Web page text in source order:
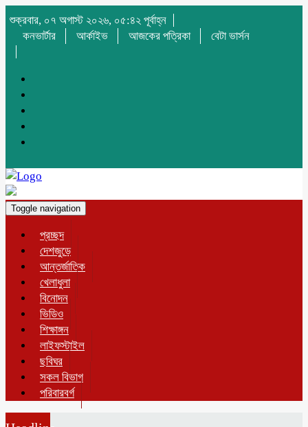
শুক্রবার, ০৭ অগাস্ট ২০২৬, ০৫:৪২ পূর্বাহ্ন
কনভার্টার
আর্কাইভ আজকের পত্রিকা বেটা ভার্সন
Toggle navigation
প্রচ্ছদ
দেশজুড়ে
আন্তর্জাতিক
খেলাধুলা
বিনোদন
ভিডিও
শিক্ষাঙ্গন
লাইফস্টাইল
ছবিঘর
সকল বিভাগ
পরিবারবর্গ